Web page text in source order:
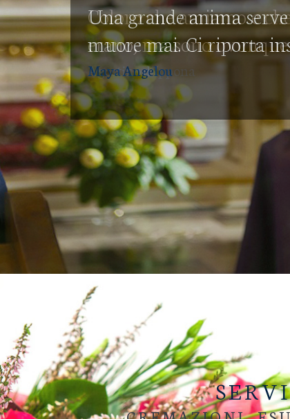
Una grande anima
muore mai. Ci riporta
Maya Angelou